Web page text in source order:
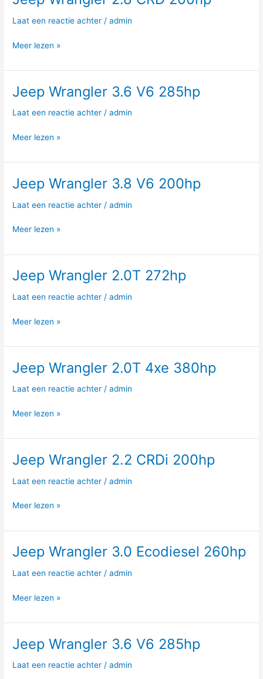
Laat een reactie achter /admin
Wrangler
2.8
200hp
Meer lezen »
Jeep Wrangler 3.6 V6 285hp
Laat een reactie achter /admin
Jeep
Wrangler
3.6
285hp
Meer lezen »
Jeep Wrangler 3.8 V6 200hp
Laat een reactie achter /admin
Jeep
Wrangler
3.8
200hp
Meer lezen »
Jeep Wrangler 2.0T 272hp
Laat een reactie achter /admin
Jeep
Wrangler
2.0T
Meer lezen »
Jeep Wrangler 2.0T 4xe 380hp
Laat een reactie achter /admin
Jeep
Wrangler
2.0T
380hp
Meer lezen »
Jeep Wrangler 2.2 CRDi 200hp
Laat een reactie achter /admin
Jeep
Wrangler
2.2
200hp
Meer lezen »
Jeep Wrangler 3.0 Ecodiesel 260hp
Laat een reactie achter /admin
Jeep
Wrangler
3.0
260hp
Meer lezen »
Jeep Wrangler 3.6 V6 285hp
Laat een reactie achter /admin
Jeep
Wrangler
3.6